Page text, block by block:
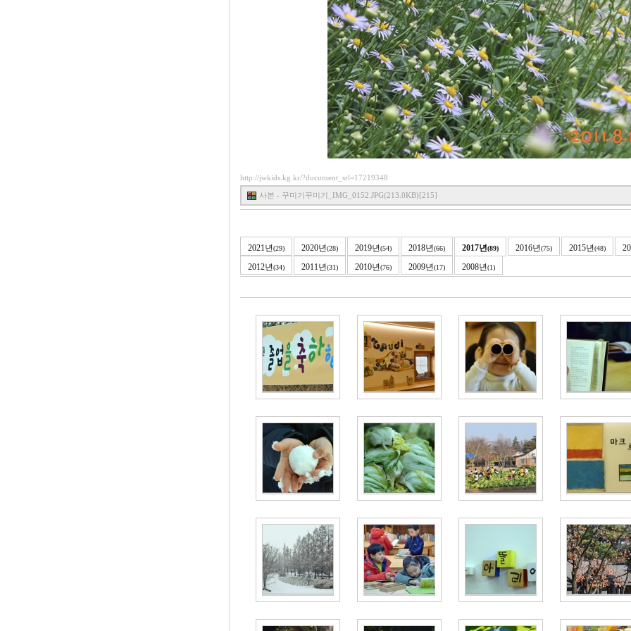
http://jwkids.kg.kr/?document_srl=17219348
사본 - 꾸미기꾸미기_IMG_0152.JPG(213.0KB)[215]
2021년(29) 2020년(28) 2019년(54) 2018년(66) 2017년(89) 2016년(75) 2015년(48)
2012년(34) 2011년(31) 2010년(76) 2009년(17) 2008년(1)